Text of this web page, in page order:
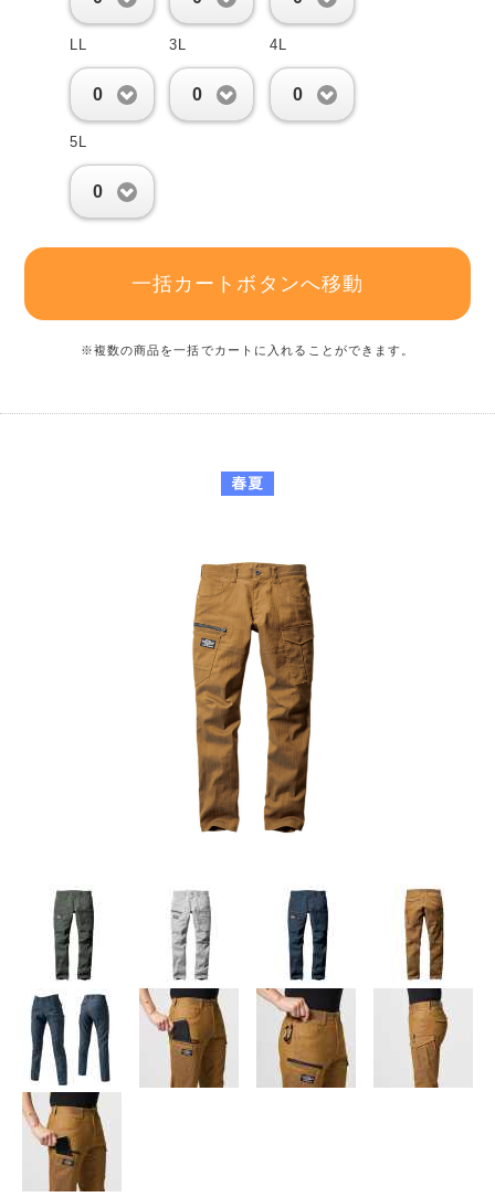
LL
0
3L
0
4L
0
5L
0
一括カートボタンへ移動
※複数の商品を一括でカートに入れることができます。